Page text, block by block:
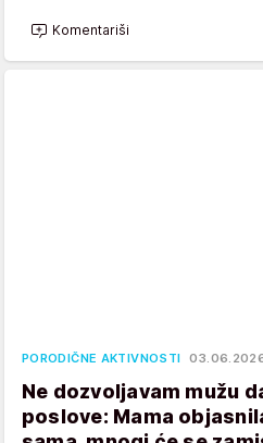
Komentariši
PORODIČNE AKTIVNOSTI
Ne dozvoljavam mužu
poslove: Mama